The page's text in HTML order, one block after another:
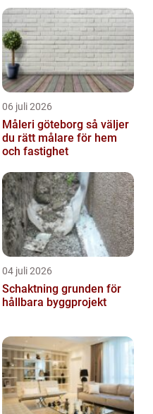
06 juli 2026
Måleri göteborg så väljer
du rätt målare för hem
och fastighet
04 juli 2026
Schaktning grunden för
hållbara byggprojekt